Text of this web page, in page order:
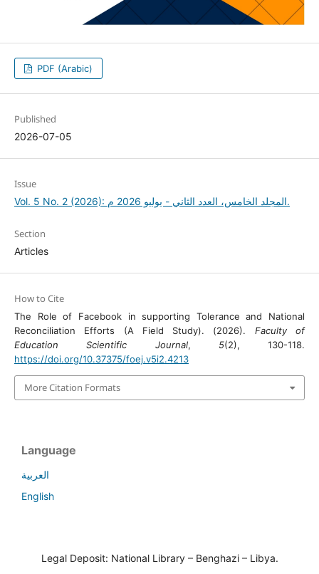
PDF (Arabic)
Published
2026-07-05
Issue
Vol. 5 No. 2 (2026): المجلد الخامس، العدد الثاني - يوليو 2026 م.
Section
Articles
How to Cite
The Role of Facebook in supporting Tolerance and National
Reconciliation Efforts (A Field Study). (2026). Faculty of
Education Scientific Journal, 5(2), 130-118.
https://doi.org/10.37375/foej.v5i2.4213
More Citation Formats
Language
العربية
English
Legal Deposit: National Library – Benghazi – Libya.